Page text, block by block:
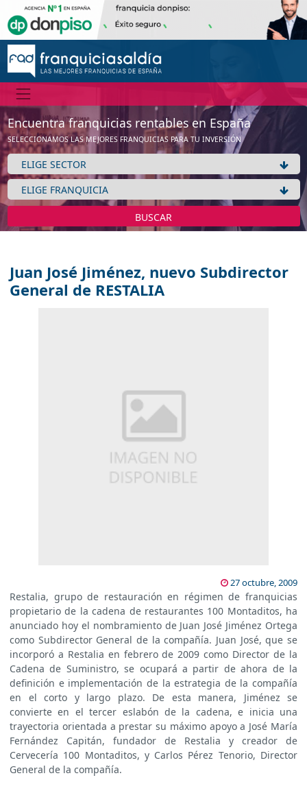
Encuentra franquicias rentables en España
SELECCIONAMOS LAS MEJORES FRANQUICIAS PARA TU INVERSIÓN
BUSCAR
Juan José Jiménez, nuevo Subdirector
General de RESTALIA
27 octubre, 2009
Restalia, grupo de restauración en régimen de franquicias
propietario de la cadena de restaurantes 100 Montaditos, ha
anunciado hoy el nombramiento de Juan José Jiménez Ortega
como Subdirector General de la compañía. Juan José, que se
incorporó a Restalia en febrero de 2009 como Director de la
Cadena de Suministro, se ocupará a partir de ahora de la
definición e implementación de la estrategia de la compañía
en el corto y largo plazo. De esta manera, Jiménez se
convierte en el tercer eslabón de la cadena, e inicia una
trayectoria orientada a prestar su máximo apoyo a José María
Fernández Capitán, fundador de Restalia y creador de
Cervecería 100 Montaditos, y Carlos Pérez Tenorio, Director
General de la compañía.